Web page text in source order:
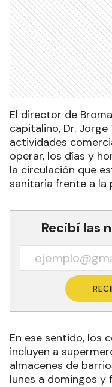
El director de
capitalino, Dr.
actividades
operar, los días y
la circulación que
sanitaria frente a la
Recibí las
En ese sentido, los
incluyen a
almacenes de
lunes a domingos y